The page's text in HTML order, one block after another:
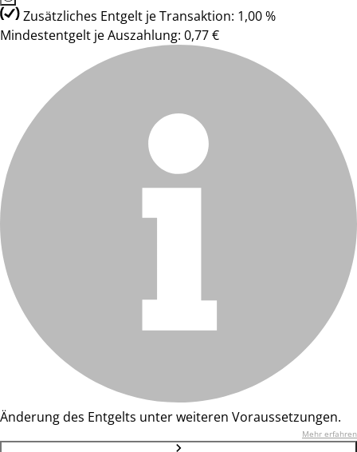
Zusätzliches Entgelt je Transaktion: 1,00 %
Mindestentgelt je Auszahlung: 0,77 €
Änderung des Entgelts unter weiteren Voraussetzungen.
Mehr erfahren